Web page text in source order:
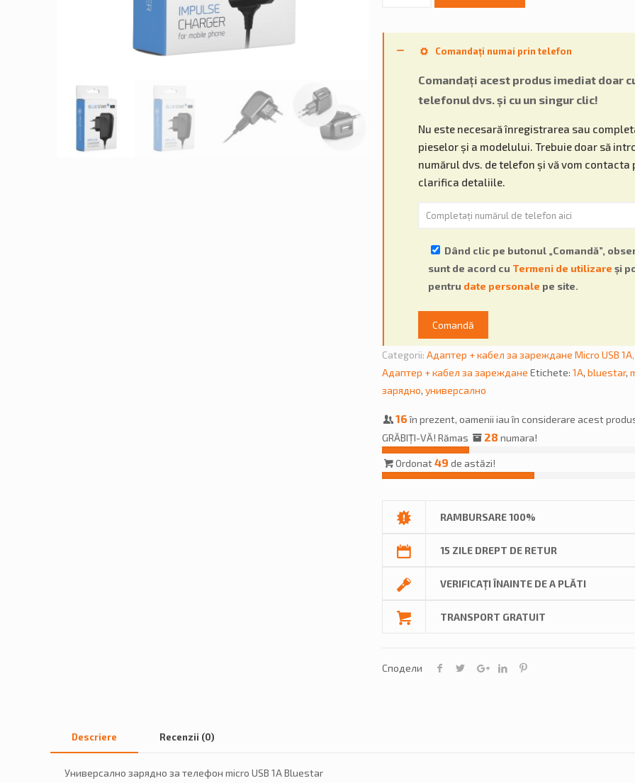
Comandați numai prin telefon
Comandați acest produs imediat doar
telefonul dvs. și cu un singur clic!
Nu este necesară înregistrarea sau
pieselor și a modelului. Trebuie doar să
numărul dvs. de telefon și vă vom contacta
clarifica detaliile.
Dând clic pe butonul „Comandă”,
sunt de acord cu Termeni de utilizare și
pentru date personale pe site.
Categorii: Aдаптер + кабел за зареждане Micro USB 1A
Адаптер + кабел за зареждане Etichete: 1A, bluestar,
зарядно, универсално
16în prezent, oamenii iau în considerare acest
GRĂBIȚI-VĂ! Rămas
28 numara!
Ordonat49 de astăzi!
RAMBURSARE 100%
15 ZILE DREPT DE RETUR
VERIFICAȚI ÎNAINTE DE A PLĂTI
TRANSPORT GRATUIT
Сподели
Descriere Recenzii (0)
Универсално зарядно за телефон micro USB 1A Bluestar